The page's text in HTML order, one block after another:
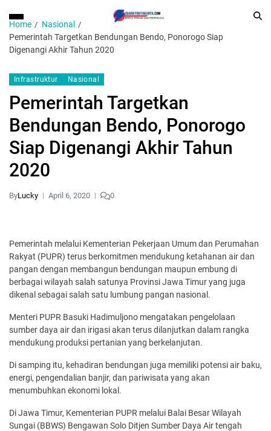
Home
Nasional
Pemerintah Targetkan Bendungan Bendo, Ponorogo Siap
Digenangi Akhir Tahun 2020
Infrastruktur Nasional
Pemerintah Targetkan
Bendungan Bendo, Ponorogo
Siap Digenangi Akhir Tahun
2020
ByLucky April 6, 2020 0
Pemerintah melalui Kementerian Pekerjaan Umum dan Perumahan
Rakyat (PUPR) terus berkomitmen mendukung ketahanan air dan
pangan dengan membangun bendungan maupun embung di
berbagai wilayah salah satunya Provinsi Jawa Timur yang juga
dikenal sebagai salah satu lumbung pangan nasional.
Menteri PUPR Basuki Hadimuljono mengatakan pengelolaan
sumber daya air dan irigasi akan terus dilanjutkan dalam rangka
mendukung produksi pertanian yang berkelanjutan.
Di samping itu, kehadiran bendungan juga memiliki potensi air baku,
energi, pengendalian banjir, dan pariwisata yang akan
menumbuhkan ekonomi lokal.
Di Jawa Timur, Kementerian PUPR melalui Balai Besar Wilayah
Sungai (BBWS) Bengawan Solo Ditjen Sumber Daya Air tengah